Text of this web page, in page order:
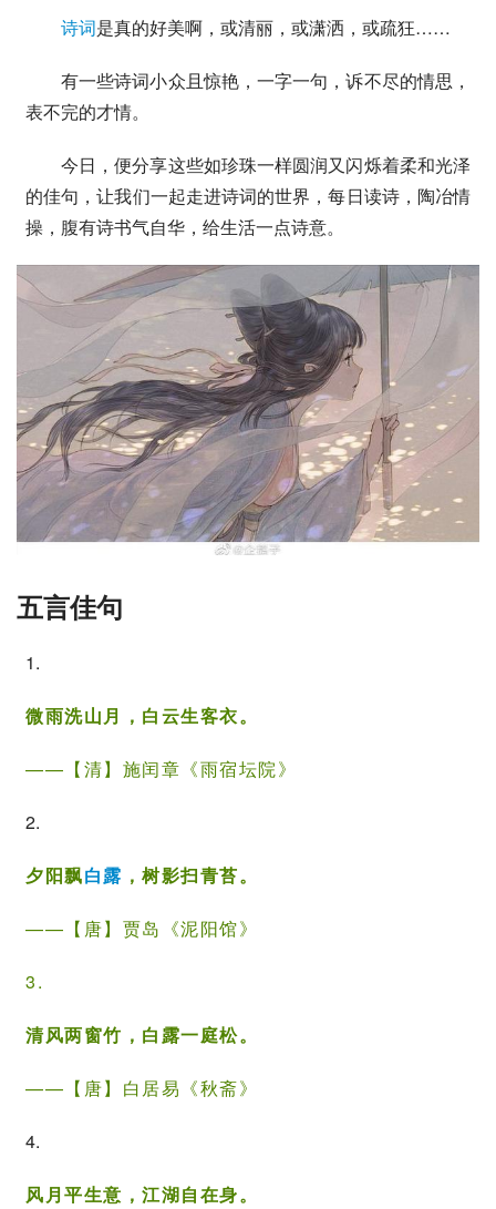
诗词是真的好美啊，或清丽，或潇洒，或疏狂……
有一些诗词小众且惊艳，一字一句，诉不尽的情思，
表不完的才情。
今日，便分享这些如珍珠一样圆润又闪烁着柔和光泽
的佳句，让我们一起走进诗词的世界，每日读诗，陶冶情
操，腹有诗书气自华，给生活一点诗意。
五言佳句
1.
微雨洗山月，白云生客衣。
——【清】 施闰章 《雨宿坛院》
2.
夕阳飘白露 ，树影扫青苔。
——【唐】 贾岛 《泥阳馆》
3.
清风两窗竹，白露一庭松。
——【唐】 白居易 《秋斋》
4.
风月平生意，江湖自在身。